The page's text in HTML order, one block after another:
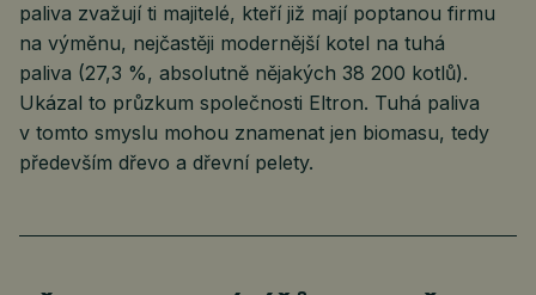
paliva zvažují ti majitelé, kteří již mají poptanou firmu
na výměnu, nejčastěji modernější kotel na tuhá
paliva (27,3 %, absolutně nějakých 38 200 kotlů).
Ukázal to průzkum společnosti Eltron. Tuhá paliva
v tomto smyslu mohou znamenat jen biomasu, tedy
především dřevo a dřevní pelety.